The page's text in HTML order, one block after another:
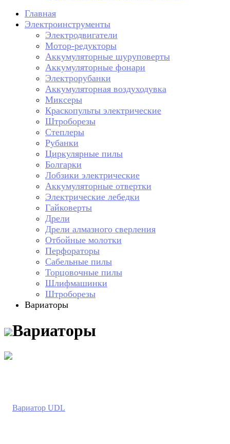
Главная
Электроинструменты
Электродвигатели
Мотор-редукторы
Аккумуляторные шуруповерты
Аккумуляторные фонари
Электрорубанки
Аккумуляторная воздуходувка
Миксеры
Краскопульты электрические
Штроборезы
Степлеры
Рубанки
Циркулярные пилы
Болгарки
Лобзики электрические
Аккумуляторные отвертки
Электрические лебедки
Гайковерты
Дрели
Дрели алмазного сверления
Отбойные молотки
Перфораторы
Сабельные пилы
Торцовочные пилы
Шлифмашинки
Штроборезы
Вариаторы
Вариаторы